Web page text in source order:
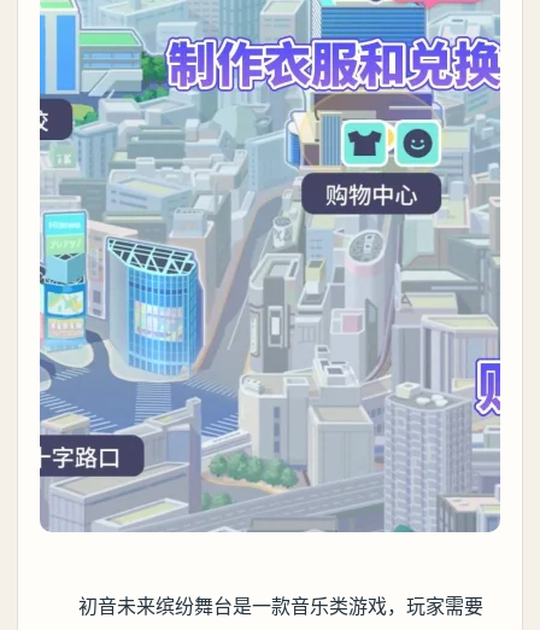
初音未来缤纷舞台是一款音乐类游戏，玩家需要